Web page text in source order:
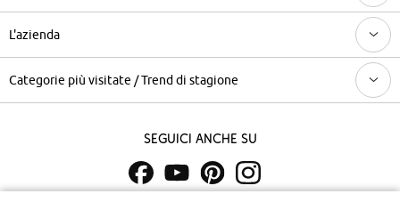
L'azienda
Categorie più visitate / Trend di stagione
Seguici anche su